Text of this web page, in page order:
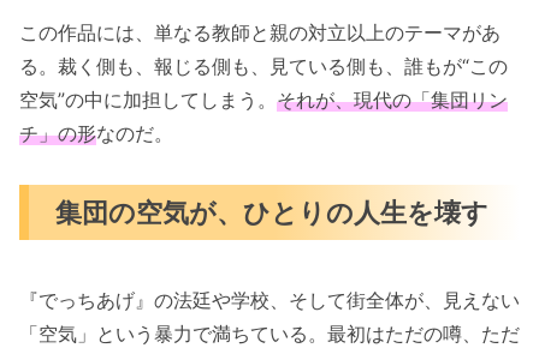
この作品には、単なる教師と親の対立以上のテーマがあ
る。裁く側も、報じる側も、見ている側も、誰もが“この
空気”の中に加担してしまう。 それが、現代の「集団リン
チ」の形なのだ。
集団の空気が、ひとりの人生を壊す
『でっちあげ』の法廷や学校、そして街全体が、見えない
「空気」という暴力で満ちている。最初はただの噂、ただ